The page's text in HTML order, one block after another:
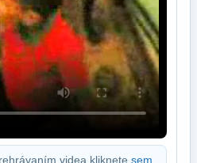
videa kliknete sem